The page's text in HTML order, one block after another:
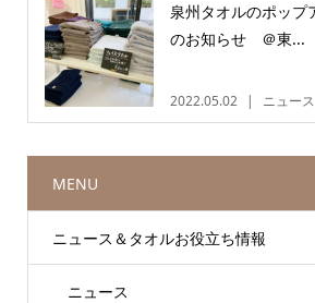
泉州タオルのポップ
のお知らせ ＠東...
2022.05.02 ニュース
MENU
ニュース＆タオルお役立ち情報
ニュース